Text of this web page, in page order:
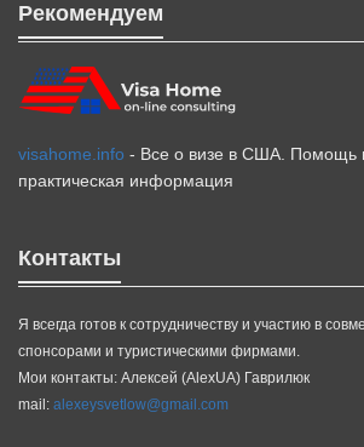
Рекомендуем
visahome.info - Все о визе в США. Помощь
практическая информация
Контакты
Я всегда готов к сотрудничеству и участию в
спонсорами и туристическими фирмами.
Мои контакты: Алексей (AlexUA) Гаврилюк
mail: alexeysvetlow@gmail.com